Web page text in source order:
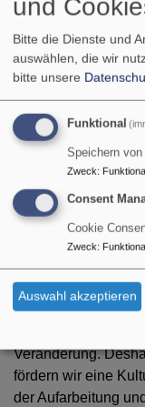
und bestehende
Beratungs- und
Hilfsangebote zu
Fehler
erkennen,
übernehmen
Als christliche
Gemeinschaft
um die menschliche
Unvollkommenheit.
Fehler zu erkennen
anzusprechen, ist für
Veränderung.
fördern wir eine
der Aufarbeitung und
und
Bitte die Dienste und
auswählen, die wir
bitte unsere
Funktional
Speichern
Zweck:
Consent
Cookie
Zweck:
Auswahl akzeptieren